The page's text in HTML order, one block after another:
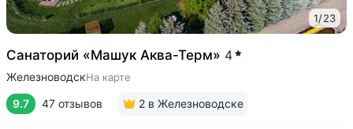
1/23
Санаторий «Машук Аква-Терм» 4
ЖелезноводскНа карте
9.7 47 отзывов 2 в Железноводске